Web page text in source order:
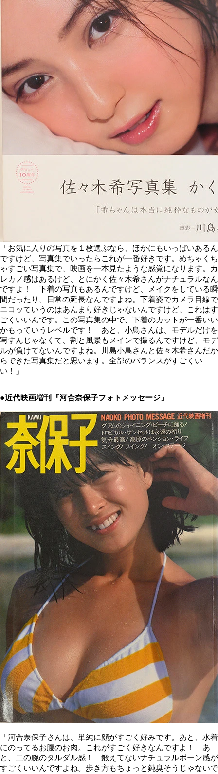
「お気に入りの写真を１枚選ぶなら、ほかにもいっぱいあるん
ですけど、写真集でいったらこれが一番好きです。めちゃくち
ゃすごい写真集で、映画を一本見たような感覚になります。カ
レカノ感はあるけど、とにかく佐々木希さんがナチュラルなん
ですよ！ 下着の写真もあるんですけど、メイクをしている瞬
間だったり、日常の延長なんですよね。下着姿でカメラ目線で
ニコッていうのはあんまり好きじゃないんですけど、これはす
ごくいいんです。この写真集の中で、下着のカットが一番いい
かもっていうレベルです！ あと、小鳥さんは、モデルだけを
写すんじゃなくて、割と風景もメインで撮るんですけど、モデ
ルが負けてないんですよね。川島小鳥さんと佐々木希さんだか
らできた写真集だと思います。全部のバランスがすごくい
い！」
●近代映画増刊『河合奈保子フォトメッセージ』
「河合奈保子さんは、単純に顔がすごく好みです。あと、水着
にのってるお腹のお肉。これがすごく好きなんですよ！ あ
と、二の腕のダルダル感！ 鍛えてないナチュラルボーン感が
すごくいいんですよね。歩き方もちょっと鈍臭そうじゃないで